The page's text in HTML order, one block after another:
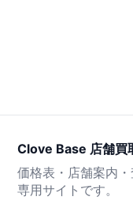
Clove Base 店舗買
価格表・店舗案内
専用サイトです。